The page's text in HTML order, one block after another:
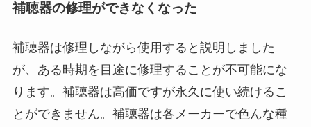
補聴器の修理ができなくなった
補聴器は修理しながら使用すると説明しました
が、ある時期を目途に修理することが不可能にな
ります。補聴器は高価ですが永久に使い続けるこ
とができません。補聴器は各メーカーで色んな種